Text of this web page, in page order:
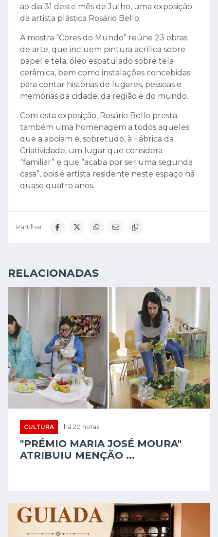
ao dia 31 deste mês de Julho, uma exposição
da artista plástica Rosário Bello.
A mostra “Cores do Mundo” reúne 23 obras
de arte, que incluem pintura acrílica sobre
papel e tela, óleo espatulado sobre tela
cerâmica, bem como instalações concebidas
para contar histórias de lugares, pessoas e
memórias da cidade, da região e do mundo.
Com esta exposição, Rosário Bello presta
também uma homenagem a todos aqueles
que a apoiam e, sobretudo, à Fábrica da
Criatividade, um lugar que considera
“familiar” e que “acaba por ser uma segunda
casa”, pois é artista residente neste espaço há
quase quatro anos.
Partilhar:
RELACIONADAS
CULTURA há 20 horas
"PRÉMIO MARIA JOSÉ MOURA"
ATRIBUIU MENÇÃO ...